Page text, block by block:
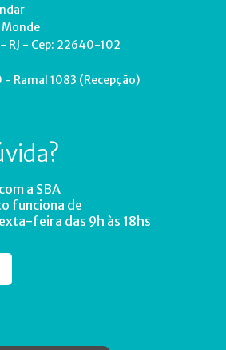
RJ - Cep: 22640-102
Ramal 1083 (Recepção)
a SBA
funciona de
feira das 9h às 18hs